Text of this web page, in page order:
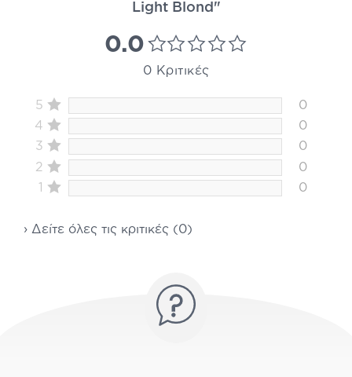
Light Blond"
0.0
0 Κριτικές
5
0
4
0
3
0
2
0
1
0
› Δείτε όλες τις κριτικές (0)